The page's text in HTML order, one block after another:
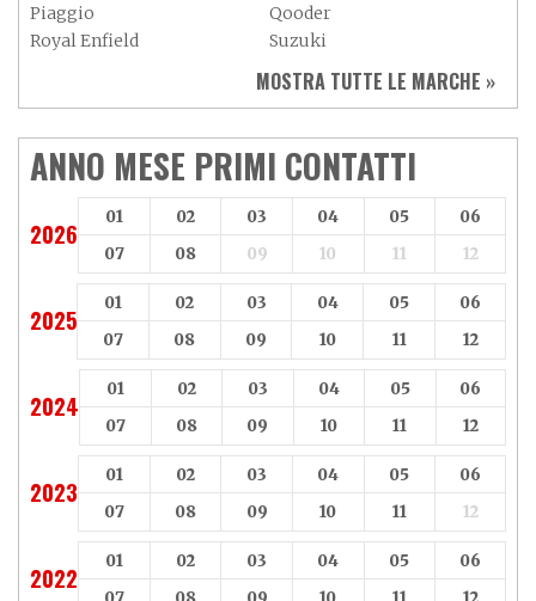
Piaggio
Qooder
Royal Enfield
Suzuki
Triumph
Yamaha
Aeon
Aspes
Axy
Baotian
MOSTRA TUTTE LE MARCHE »
ANNO MESE PRIMI CONTATTI
2026
01 02 03 04 05
06
07
08 09 10 11 12
2025
01 02 03 04 05
06
07
08 09 10 11 12
2024
01 02 03 04 05
06
07
08 09 10 11 12
2023
01 02 03 04 05
06
07
08 09 10 11 12
2022
01 02 03 04 05
06